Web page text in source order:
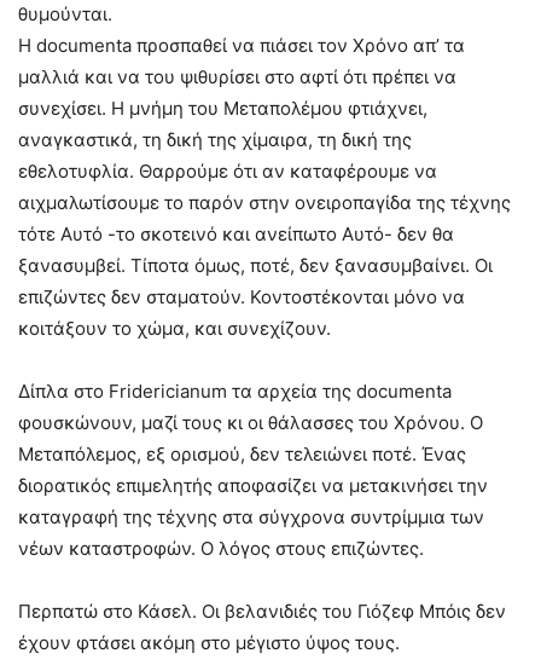
θυμούνται.
Η documenta προσπαθεί να πιάσει τον Χρόνο απ’ τα
μαλλιά και να του ψιθυρίσει στο αφτί ότι πρέπει να
συνεχίσει. Η μνήμη του Μεταπολέμου φτιάχνει,
αναγκαστικά, τη δική της χίμαιρα, τη δική της
εθελοτυφλία. Θαρρούμε ότι αν καταφέρουμε να
αιχμαλωτίσουμε το παρόν στην ονειροπαγίδα της τέχνης
τότε Αυτό -το σκοτεινό και ανείπωτο Αυτό- δεν θα
ξανασυμβεί. Τίποτα όμως, ποτέ, δεν ξανασυμβαίνει. Οι
επιζώντες δεν σταματούν. Κοντοστέκονται μόνο να
κοιτάξουν το χώμα, και συνεχίζουν.
Δίπλα στο Fridericianum τα αρχεία της documenta
φουσκώνουν, μαζί τους κι οι θάλασσες του Χρόνου. Ο
Μεταπόλεμος, εξ ορισμού, δεν τελειώνει ποτέ. Ένας
διορατικός επιμελητής αποφασίζει να μετακινήσει την
καταγραφή της τέχνης στα σύγχρονα συντρίμμια των
νέων καταστροφών. Ο λόγος στους επιζώντες.
Περπατώ στο Κάσελ. Οι βελανιδιές του Γιόζεφ Μπόις δεν
έχουν φτάσει ακόμη στο μέγιστο ύψος τους.